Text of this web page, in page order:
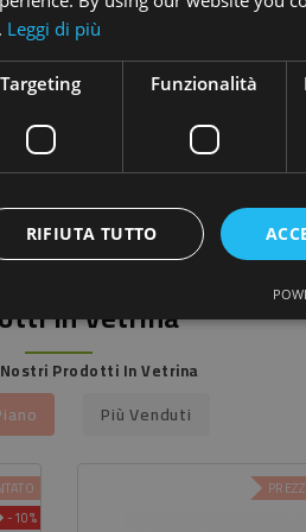
Aggiungi
In Vetrina
Prodotti In Vetrina
Più Venduti
-10%
Leggi di più
Targeting Funzionalità
RIFIUTA TUTTO